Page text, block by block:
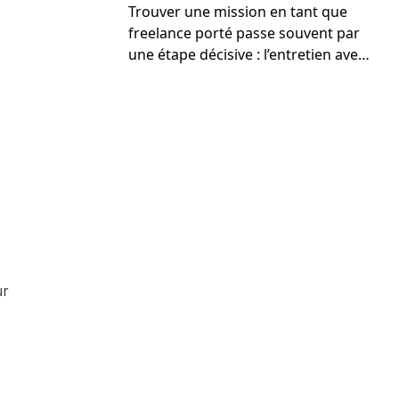
Trouver une mission en tant que
freelance porté passe souvent par
une étape décisive : l’entretien avec